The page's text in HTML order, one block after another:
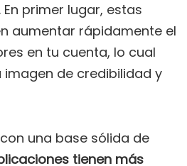
primer lugar, estas
aumentar rápidamente el
en tu cuenta, lo cual
imagen de credibilidad y
una base sólida de
tienen más